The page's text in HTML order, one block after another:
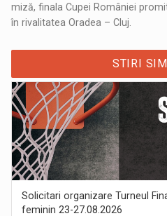
miză, finala Cupei României
în rivalitatea Oradea – Cluj.
STIRI
Solicitari organizare Turneul
feminin 23-27.08.2026